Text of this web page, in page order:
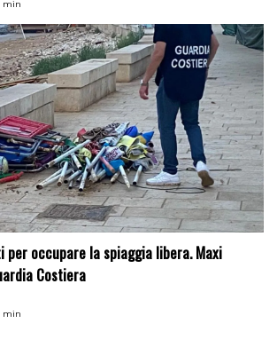
min
per occupare la spiaggia libera. Maxi
Costiera
min